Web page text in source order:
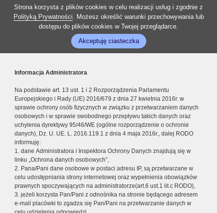
Strona korzysta z plików cookies w celu realizacji usług i zgodnie z
Polityką Prywatności. Możesz określić warunki przechowywania lub
dostępu do plików cookies w Twojej przeglądarce.
Akceptuję ciasteczka
Informacja Administratora
Na podstawie art. 13 ust. 1 i 2 Rozporządzenia Parlamentu
Europejskiego i Rady (UE) 2016/679 z dnia 27 kwietnia 2016r. w
sprawie ochrony osób fizycznych w związku z przetwarzaniem danych
osobowych i w sprawie swobodnego przepływu takich danych oraz
uchylenia dyrektywy 95/46/WE (ogólne rozporządzenie o ochronie
danych), Dz. U. UE. L. 2016.119.1 z dnia 4 maja 2016r., dalej RODO
informuję:
1. dane Administratora i Inspektora Ochrony Danych znajdują się w
linku „Ochrona danych osobowych”,
2. Pana/Pani dane osobowe w postaci adresu IP, są przetwarzane w
celu udostępniania strony internetowej oraz wypełnienia obowiązków
prawnych spoczywających na administratorze(art.6 ust.1 lit.c RODO),
3. jeżeli korzysta Pan/Pani z odnośnika na stronie będącego adresem
e-mail placówki to zgadza się Pan/Pani na przetwarzanie danych w